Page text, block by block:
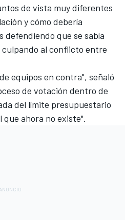
de vista muy diferentes
y cómo debería
defendiendo que se sabía
culpando al conflicto entre
equipos en contra", señaló
de votación dentro de
del límite presupuestario
ahora no existe".